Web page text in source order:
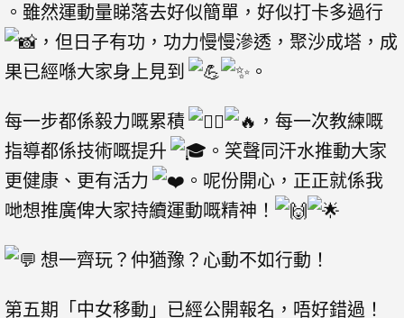
。雖然運動量睇落去好似簡單，好似打卡多過行
，但日子有功，功力慢慢滲透，聚沙成塔，成
果已經喺大家身上見到
。
每一步都係毅力嘅累積
，每一次教練嘅
指導都係技術嘅提升
。笑聲同汗水推動大家
更健康、更有活力
。呢份開心，正正就係我
哋想推廣俾大家持續運動嘅精神！
想一齊玩？仲猶豫？心動不如行動！
第五期「中女移動」已經公開報名，唔好錯過！